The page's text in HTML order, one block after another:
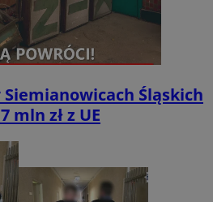
Śląskich
mln zł z UE